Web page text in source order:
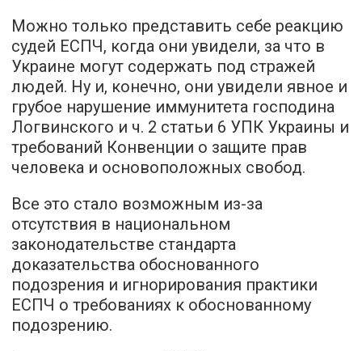
Можно только представить себе реакцию
судей ЕСПЧ, когда они увидели, за что в
Украине могут содержать под стражей
людей. Ну и, конечно, они увидели явное и
грубое нарушение иммунитета господина
Логвинского и ч. 2 статьи 6 УПК Украины и
требований Конвенции о защите прав
человека и основоположных свобод.
Все это стало возможным из-за
отсутствия в национальном
законодательстве стандарта
доказательства обоснованного
подозрения и игнорирования практики
ЕСПЧ о требованиях к обоснованному
подозрению.